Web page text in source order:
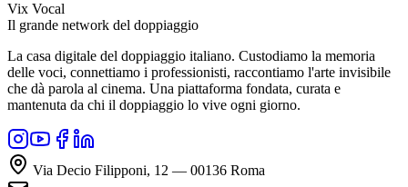
Vix Vocal
Il grande network del doppiaggio
La casa digitale del doppiaggio italiano. Custodiamo la memoria
delle voci, connettiamo i professionisti, raccontiamo l'arte invisibile
che dà parola al cinema. Una piattaforma fondata, curata e
mantenuta da chi il doppiaggio lo vive ogni giorno.
Via Decio Filipponi, 12 — 00136 Roma